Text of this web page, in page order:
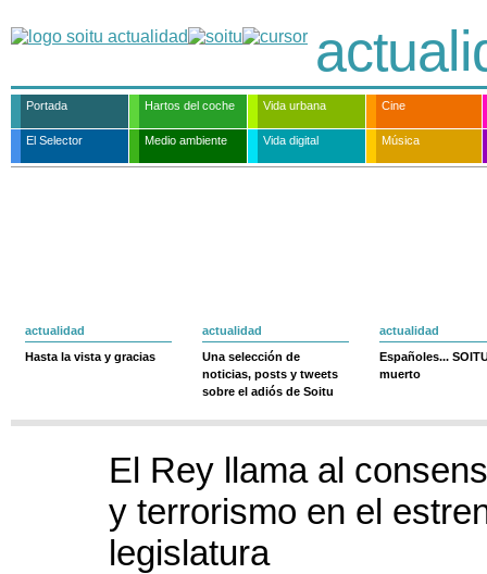
Portada Hartos del coche Vida urbana Cine
El Selector Medio ambiente Vida digital Música
actualidad
Hasta la vista y gracias
actualidad
Una selección de
noticias, posts y tweets
sobre el adiós de Soitu
actualidad
Españoles...
muerto
El Rey llama al
y terrorismo en el
legislatura